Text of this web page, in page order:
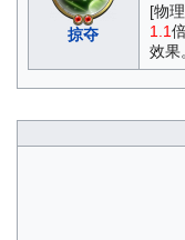
掠夺
[物
1.1
效果